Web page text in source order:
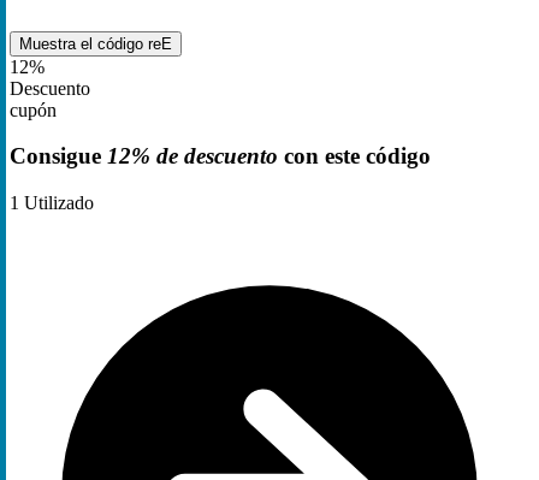
Muestra el código reE
12%
Descuento
cupón
Consigue 12% de descuento con este código
1 Utilizado